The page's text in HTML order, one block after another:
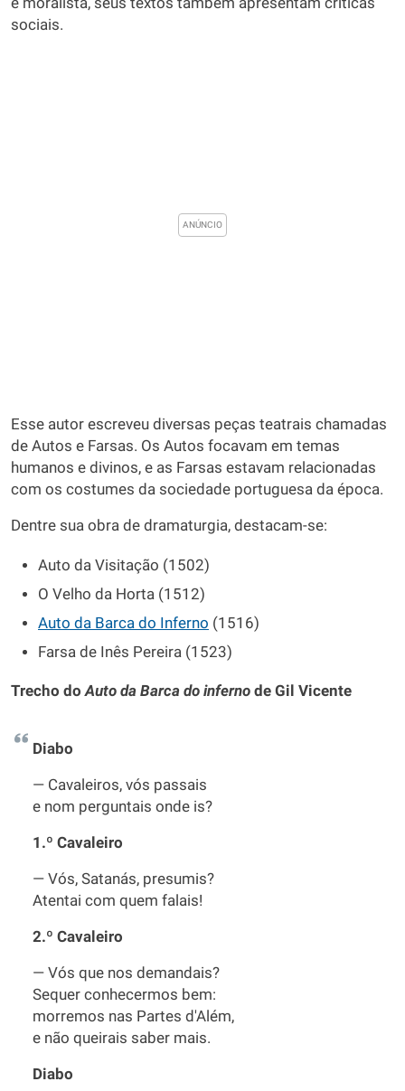
sociais.
Esse autor escreveu diversas peças teatrais chamadas
de Autos e Farsas. Os Autos focavam em temas
humanos e divinos, e as Farsas estavam relacionadas
com os costumes da sociedade portuguesa da época.
Dentre sua obra de dramaturgia, destacam-se:
Auto da Visitação (1502)
O Velho da Horta (1512)
Auto da Barca do Inferno (1516)
Farsa de Inês Pereira (1523)
Trecho doAuto da Barca do inferno de Gil Vicente
Diabo
— Cavaleiros, vós passais
e nom perguntais onde is?
1.º Cavaleiro
— Vós, Satanás, presumis?
Atentai com quem falais!
2.º Cavaleiro
— Vós que nos demandais?
Sequer conhecermos bem:
morremos nas Partes d'Além,
e não queirais saber mais.
Diabo